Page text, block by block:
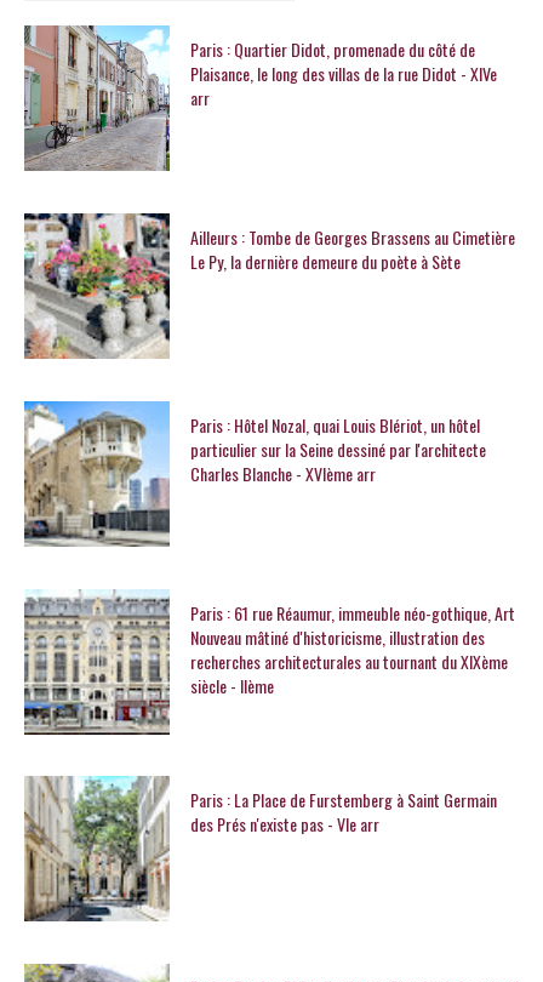
Paris : Quartier Didot, promenade du côté de
Plaisance, le long des villas de la rue Didot - XIVe
arr
Ailleurs : Tombe de Georges Brassens au Cimetière
Le Py, la dernière demeure du poète à Sète
Paris : Hôtel Nozal, quai Louis Blériot, un hôtel
particulier sur la Seine dessiné par l'architecte
Charles Blanche - XVIème arr
Paris : 61 rue Réaumur, immeuble néo-gothique, Art
Nouveau mâtiné d'historicisme, illustration des
recherches architecturales au tournant du XIXème
siècle - IIème
Paris : La Place de Furstemberg à Saint Germain
des Prés n'existe pas - VIe arr